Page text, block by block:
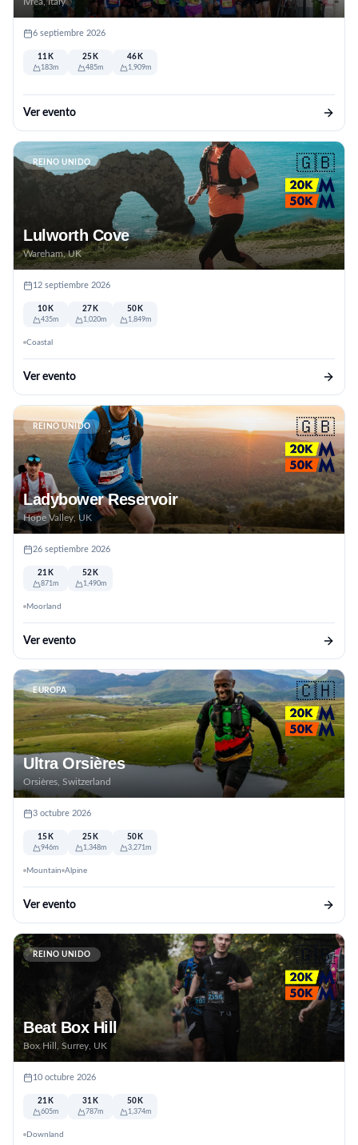
6 septiembre 2026
11K
183m
25K
485m
46K
1,909m
Ver evento
REINO UNIDO 🇬🇧
Lulworth Cove
Wareham, UK
12 septiembre 2026
10K
435m
27K
1,020m
50K
1,849m
Coastal
Ver evento
REINO UNIDO 🇬🇧
Ladybower Reservoir
Hope Valley, UK
26 septiembre 2026
21K
871m
52K
1,490m
Moorland
Ver evento
EUROPA 🇨🇭
Ultra Orsières
Orsières, Switzerland
3 octubre 2026
15K
946m
25K
1,348m
50K
3,271m
Mountain Alpine
Ver evento
REINO UNIDO 🇬🇧
Beat Box Hill
Box Hill, Surrey, UK
10 octubre 2026
21K
605m
31K
787m
50K
1,374m
Downland